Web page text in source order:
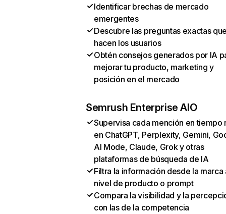
Identificar brechas de mercado
emergentes
Descubre las preguntas exactas
hacen los usuarios
Obtén consejos generados por IA
mejorar tu producto, marketing y
posición en el mercado
Semrush Enterprise AIO
Supervisa cada mención en tiempo
en ChatGPT, Perplexity, Gemini,
AI Mode, Claude, Grok y otras
plataformas de búsqueda de IA
Filtra la información desde la marca
nivel de producto o prompt
Compara la visibilidad y la
con las de la competencia